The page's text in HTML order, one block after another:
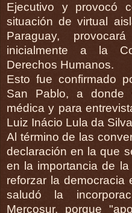
Ejecutivo y provocó
situación de virtual
Paraguay,
inicialmente a la
Derechos Humanos.
Esto fue confirmado
San Pablo, a donde
médica y para
Luiz Inácio Lula da
Al término de las
declaración en la que
en la importancia de
reforzar la democracia
saludó la
Mercosur, porque